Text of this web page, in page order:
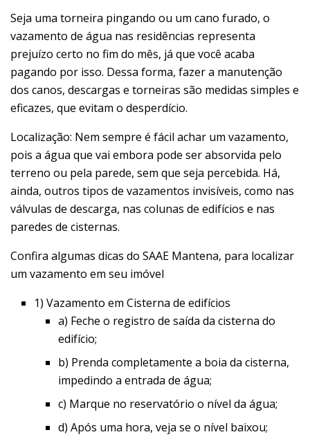
Seja uma torneira pingando ou um cano furado, o
vazamento de água nas residências representa
prejuízo certo no fim do mês, já que você acaba
pagando por isso. Dessa forma, fazer a manutenção
dos canos, descargas e torneiras são medidas simples e
eficazes, que evitam o desperdício.
Localização: Nem sempre é fácil achar um vazamento,
pois a água que vai embora pode ser absorvida pelo
terreno ou pela parede, sem que seja percebida. Há,
ainda, outros tipos de vazamentos invisíveis, como nas
válvulas de descarga, nas colunas de edifícios e nas
paredes de cisternas.
Confira algumas dicas do SAAE Mantena, para localizar
um vazamento em seu imóvel
1) Vazamento em Cisterna de edifícios
a) Feche o registro de saída da cisterna do
edifício;
b) Prenda completamente a boia da cisterna,
impedindo a entrada de água;
c) Marque no reservatório o nível da água;
d) Após uma hora, veja se o nível baixou;